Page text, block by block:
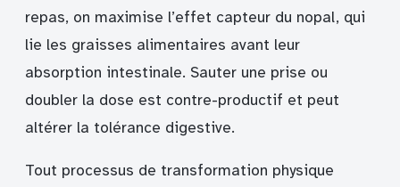
repas, on maximise l’effet capteur du nopal, qui
lie les graisses alimentaires avant leur
absorption intestinale. Sauter une prise ou
doubler la dose est contre-productif et peut
altérer la tolérance digestive.
Tout processus de transformation physique